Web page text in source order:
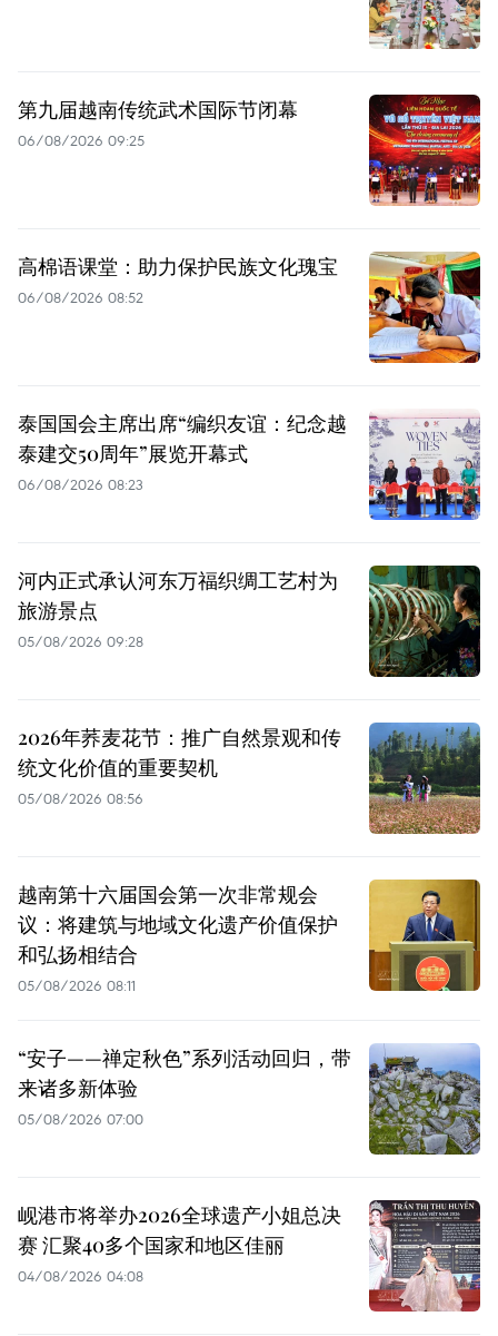
第九届越南传统武术国际节闭幕
06/08/2026 09:25
高棉语课堂：助力保护民族文化瑰宝
06/08/2026 08:52
泰国国会主席出席“编织友谊：纪念越
泰建交50周年”展览开幕式
06/08/2026 08:23
河内正式承认河东万福织绸工艺村为
旅游景点
05/08/2026 09:28
2026年荞麦花节：推广自然景观和传
统文化价值的重要契机
05/08/2026 08:56
越南第十六届国会第一次非常规会
议：将建筑与地域文化遗产价值保护
和弘扬相结合
05/08/2026 08:11
“安子——禅定秋色”系列活动回归，带
来诸多新体验
05/08/2026 07:00
岘港市将举办2026全球遗产小姐总决
赛 汇聚40多个国家和地区佳丽
04/08/2026 04:08